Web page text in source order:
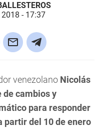
- 17:37
venezolano Nicolás
de cambios y
para responder
partir del 10 de enero